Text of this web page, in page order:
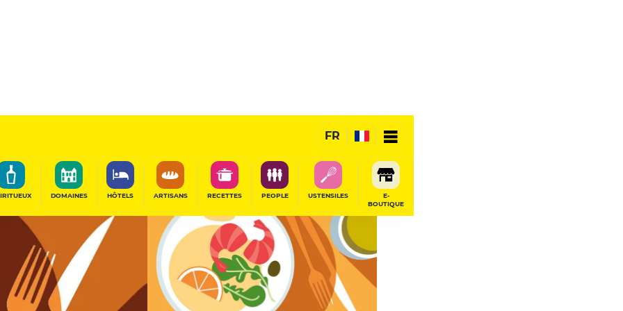
FR
DOMAINES HÔTELS ARTISANS RECETTES PEOPLE USTENSILES
E-
BOUTIQUE